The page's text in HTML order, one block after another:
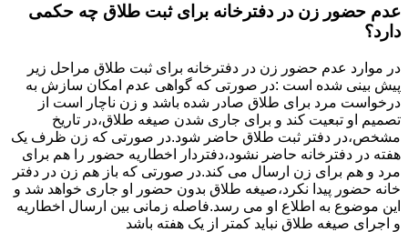
عدم حضور زن در دفترخانه برای ثبت طلاق چه حکمی
دارد؟
در موارد عدم حضور زن در دفترخانه برای ثبت طلاق مراحل زیر
پیش بینی شده است :در صورتی که گواهی عدم امکان سازش به
درخواست مرد برای طلاق صادر شده باشد و زن ناچار است از
تصمیم او تبعیت کند و برای جاری شدن صیغه طلاق،در تاریخ
مشخص،در دفتر ثبت طلاق حاضر شود.در صورتی که زن ظرف یک
هفته در دفترخانه حاضر نشود،دفتردار اخطاریه حضور را هم برای
مرد و هم برای زن ارسال می کند.در صورتی که باز هم زن در دفتر
خانه حضور پیدا نکرد،صیغه طلاق بدون حضور او جاری خواهد شد و
این موضوع به اطلاع او می رسد.فاصله زمانی بین ارسال اخطاریه
و اجرای صیغه طلاق نباید کمتر از یک هفته باشد